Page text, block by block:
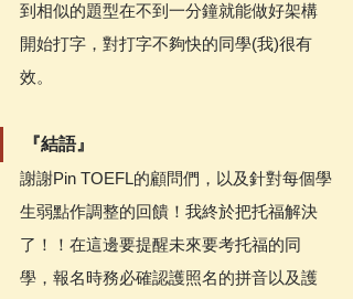
到相似的題型在不到一分鐘就能做好架構
開始打字，對打字不夠快的同學(我)很有
效。
『結語』
謝謝Pin TOEFL的顧問們，以及針對每個學
生弱點作調整的回饋！我終於把托福解決
了！！在這邊要提醒未來要考托福的同
學，報名時務必確認護照名的拼音以及護